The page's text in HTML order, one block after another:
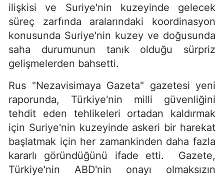
ilişkisi ve Suriye'nin kuzeyinde gelecek
süreç zarfında aralarındaki koordinasyon
konusunda Suriye'nin kuzey ve doğusunda
saha durumunun tanık olduğu sürpriz
gelişmelerden bahsetti.
Rus "Nezavisimaya Gazeta" gazetesi yeni
raporunda, Türkiye'nin milli güvenliğini
tehdit eden tehlikeleri ortadan kaldırmak
için Suriye'nin kuzeyinde askeri bir harekat
başlatmak için her zamankinden daha fazla
kararlı göründüğünü ifade etti. Gazete,
Türkiye'nin ABD'nin onayı olmaksızın